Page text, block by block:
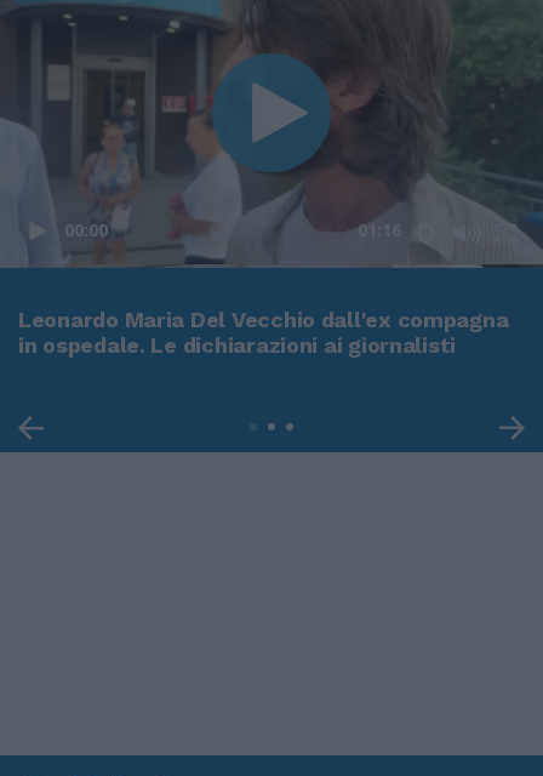
00:00 01:16
Leonardo Maria Del Vecchio dall'ex compagna
in ospedale. Le dichiarazioni ai giornalisti